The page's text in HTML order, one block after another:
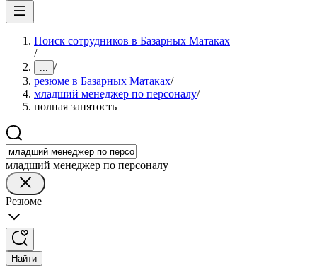
Поиск сотрудников в Базарных Матаках
/
... /
резюме в Базарных Матаках/
младший менеджер по персоналу/
полная занятость
младший менеджер по персоналу
Резюме
Найти